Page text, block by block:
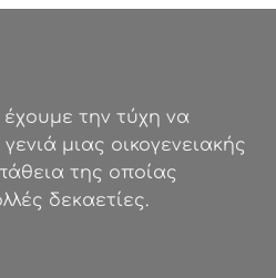
είναι:
την τύχη να
μιας οικογενειακής
της οποίας
δεκαετίες.